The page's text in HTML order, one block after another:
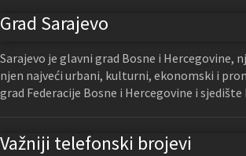
Grad Sarajevo
Sarajevo je glavni grad Bosne i Hercegovine,
njen najveći urbani, kulturni, ekonomski i
grad Federacije Bosne i Hercegovine i
Važniji telefonski brojevi